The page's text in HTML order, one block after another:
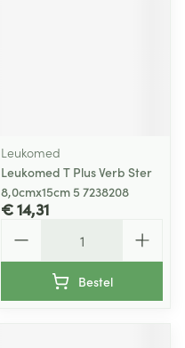
Leukomed
Leukomed T Plus Verb Ster
8,0cmx15cm 5 7238208
€ 14,31
Bestel